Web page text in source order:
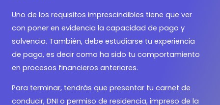
Uno de los requisitos imprescindibles tiene que ver
con poner en evidencia la capacidad de pago y
solvencia. También, debe estudiarse tu experiencia
de pago, es decir como ha sido tu comportamiento
en procesos financieros anteriores.
Para terminar, tendrás que presentar tu carnet de
conducir, DNI o permiso de residencia, impreso de la